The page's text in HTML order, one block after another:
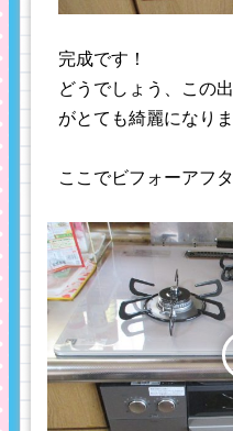
完成です！
どうでしょう、この
がとても綺麗になりま
ここでビフォーアフ